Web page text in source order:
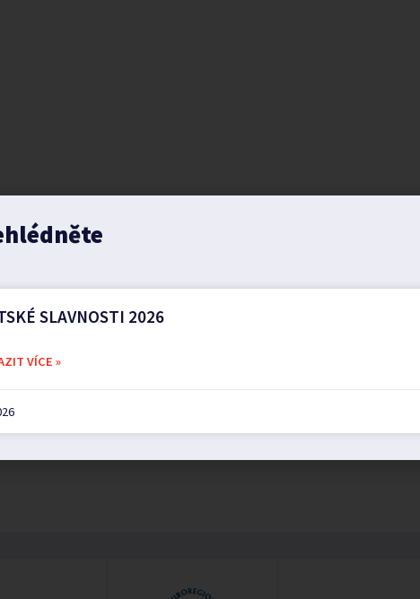
SLAVNOSTI 2026
VÍCE »